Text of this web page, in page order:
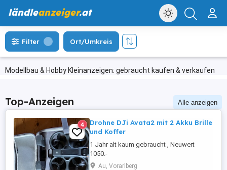
ländleanzeiger.at
Modellbau & Hobby Kleinanzeigen: gebraucht kaufen & verkaufen
Filter Ort/Umkreis
Top-Anzeigen Alle anzeigen
4
Drohne DJi Avata2 mit 2 Akku Brille
und Koffer
1 Jahr alt kaum gebraucht , Neuwert
1050.-
Au, Vorarlberg